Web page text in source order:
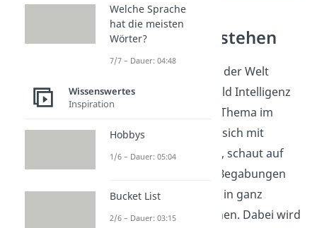
Intelligenz verstehen
Der schlauste Mensch der Welt
gehört zum Themenfeld Intelligenz
und ist ein bekanntes Thema im
Allgemeinwissen. Wer sich mit
Intelligenz beschäftigt, schaut auf
IQ-Werte, besondere Begabungen
und große Leistungen in ganz
verschiedenen Bereichen. Dabei wird
Welche Sprache
hat die meisten
Wörter?
7/7 – Dauer: 04:48
Wissenswertes
Inspiration
Hobbys
1/6 – Dauer: 05:04
Bucket List
2/6 – Dauer: 03:15